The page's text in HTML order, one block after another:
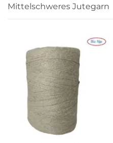
Mittelschweres Jutegarn